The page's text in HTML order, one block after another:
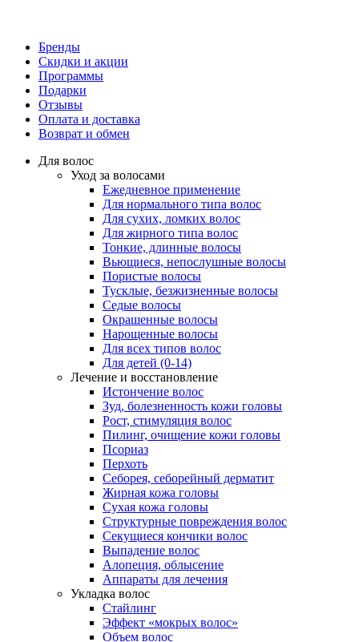
Бренды
Скидки и акции
Программы
Подарки
Отзывы
Оплата и доставка
Возврат и обмен
Для волос
Уход за волосами
Ежедневное применение
Для нормального типа волос
Для сухих, ломких волос
Для жирного типа волос
Тонкие, длинные волосы
Вьющиеся, непослушные волосы
Пористые волосы
Тусклые, безжизненные волосы
Седые волосы
Окрашенные волосы
Нарощенные волосы
Для всех типов волос
Для детей (0-14)
Лечение и восстановление
Истончение волос
Зуд, болезненность кожи головы
Рост, стимуляция волос
Пилинг, очищение кожи головы
Псориаз
Перхоть
Себорея, себорейный дерматит
Жирная кожа головы
Сухая кожа головы
Структурные повреждения волос
Секущиеся кончики волос
Выпадение волос
Алопеция, облысение
Аппараты для лечения
Укладка волос
Стайлинг
Эффект «мокрых волос»
Объем волос